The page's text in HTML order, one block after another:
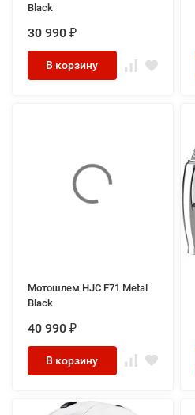
Black
30 990 ₽
В корзину
Мотошлем HJC F71 Metal
Black
40 990 ₽
В корзину